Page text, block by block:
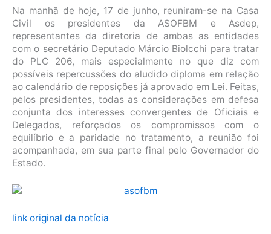
Na manhã de hoje, 17 de junho, reuniram-se na Casa
Civil os presidentes da ASOFBM e Asdep,
representantes da diretoria de ambas as entidades
com o secretário Deputado Márcio Biolcchi para tratar
do PLC 206, mais especialmente no que diz com
possíveis repercussões do aludido diploma em relação
ao calendário de reposições já aprovado em Lei. Feitas,
pelos presidentes, todas as considerações em defesa
conjunta dos interesses convergentes de Oficiais e
Delegados, reforçados os compromissos com o
equilíbrio e a paridade no tratamento, a reunião foi
acompanhada, em sua parte final pelo Governador do
Estado.
link original da notícia